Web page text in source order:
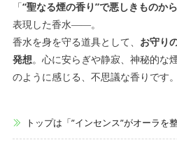
「“聖なる煙の香り”で悪しきものか
表現した香水――。
香水を身を守る道具として、 お守り
発想。心に安らぎや静寂、神秘的な
のように感じる、不思議な香りです。
トップは「”インセンス”がオーラを